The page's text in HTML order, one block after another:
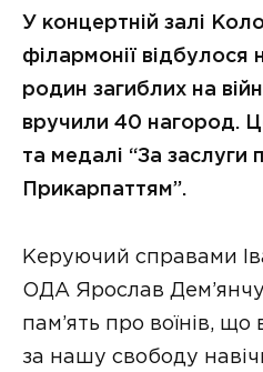
У концертній залі
філармонії
родин загиблих на
вручили 40 нагород.
та медалі “За заслуги
Прикарпаттям”.
Керуючий справами
ОДА Ярослав
пам’ять про воїнів,
за нашу свободу